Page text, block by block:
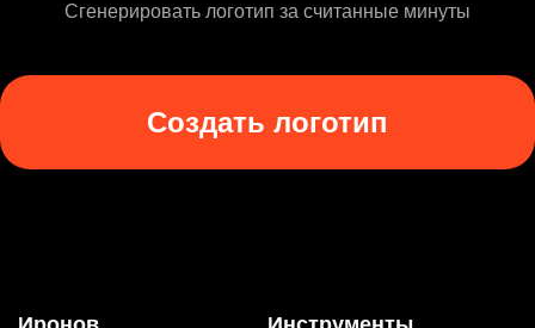
Сгенерировать логотип за считанные минуты
Создать логотип